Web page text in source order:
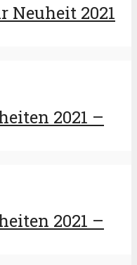
Neuheit 2021
2021 –
2021 –